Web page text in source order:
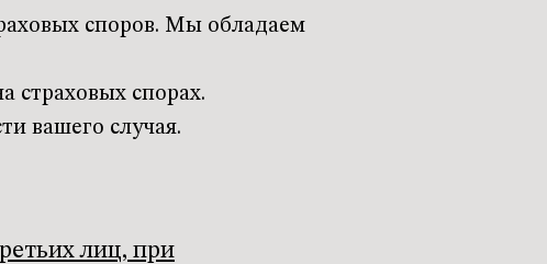
лиц, при
споров. Мы обладаем
страховых спорах.
вашего случая.